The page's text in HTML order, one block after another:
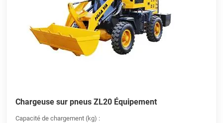
Chargeuse sur pneus ZL20 Équipement
Capacité de chargement (kg) :